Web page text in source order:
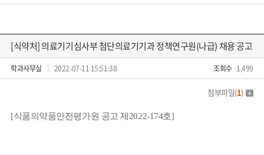
[식약처] 의료기기심사부 첨단의료기기과 정책연구원(나급) 채용 공고
학과사무실 2022-07-11 15:51:38 조회수 1,499
첨부파일(1)
[식품의약품안전평가원 공고 제 2022-174호]